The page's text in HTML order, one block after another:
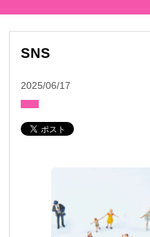
SNS
2025/06/17